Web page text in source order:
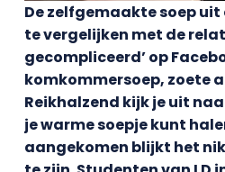
De zelfgemaakte soep
te vergelijken met de
gecompliceerd’ op
komkommersoep, zoete
Reikhalzend kijk je uit
je warme soepje kunt
aangekomen blijkt het